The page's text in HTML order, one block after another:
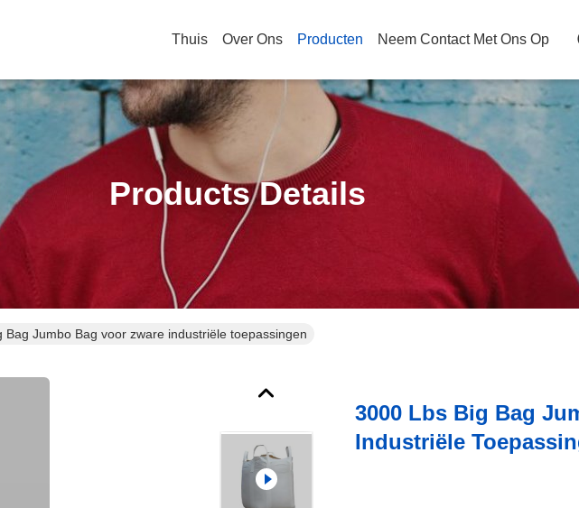
Thuis Over Ons Producten Neem Contact Met Ons Op
Products Details
Bag Jumbo Bag voor zware industriële toepassingen
3000 Lbs Big Bag
Industriële